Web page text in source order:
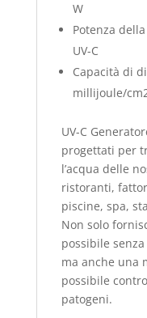
W
Potenza
UV-C
Capacità di
millijoule/
UV-C
progettati per
l’acqua delle
ristoranti,
piscine, spa,
Non solo
possibile
ma anche una
possibile
patogeni.